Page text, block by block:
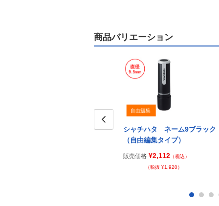
商品バリエーション
シャチハタ ネーム9ブラック
（自由編集タイプ）
販売価格 ¥2,112 （税込）
（税抜 ¥1,920）